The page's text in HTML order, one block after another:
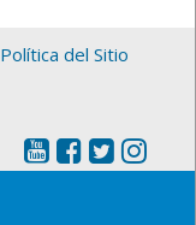
Política del Sitio